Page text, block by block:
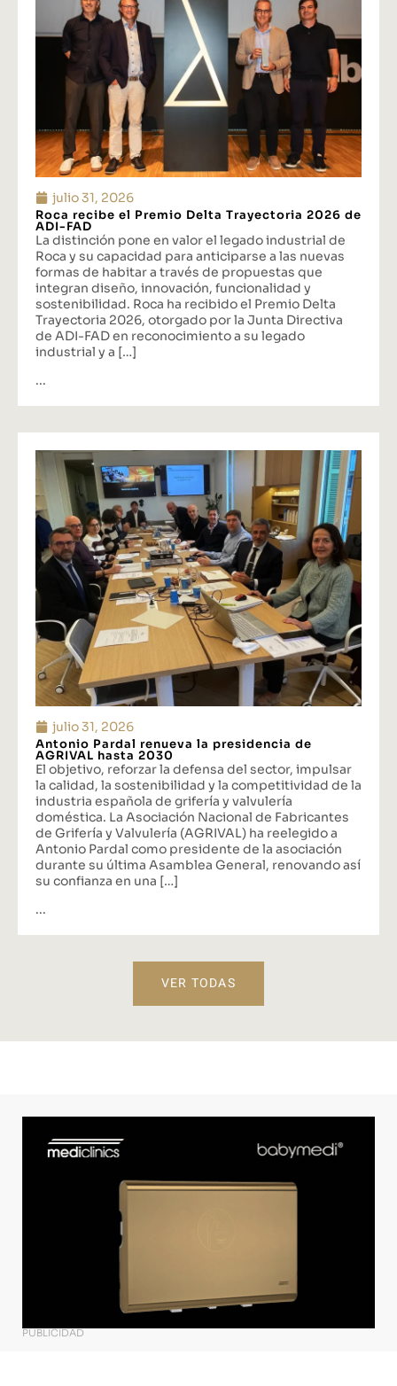
julio 31, 2026
Roca recibe el Premio Delta Trayectoria 2026 de
ADI-FAD
La distinción pone en valor el legado industrial de
Roca y su capacidad para anticiparse a las nuevas
formas de habitar a través de propuestas que
integran diseño, innovación, funcionalidad y
sostenibilidad. Roca ha recibido el Premio Delta
Trayectoria 2026, otorgado por la Junta Directiva
de ADI-FAD en reconocimiento a su legado
industrial y a […]
...
julio 31, 2026
Antonio Pardal renueva la presidencia de
AGRIVAL hasta 2030
El objetivo, reforzar la defensa del sector, impulsar
la calidad, la sostenibilidad y la competitividad de la
industria española de grifería y valvulería
doméstica. La Asociación Nacional de Fabricantes
de Grifería y Valvulería (AGRIVAL) ha reelegido a
Antonio Pardal como presidente de la asociación
durante su última Asamblea General, renovando así
su confianza en una […]
...
VER TODAS
PUBLICIDAD